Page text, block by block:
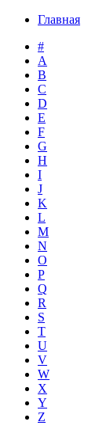
Главная
#
A
B
C
D
E
F
G
H
I
J
K
L
M
N
O
P
Q
R
S
T
U
V
W
X
Y
Z